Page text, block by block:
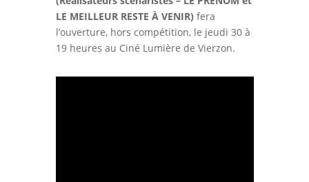
LE MEILLEUR RESTE À VENIR) fera
l’ouverture, hors compétition, le jeudi 30 à
19 heures au Ciné Lumière de Vierzon.